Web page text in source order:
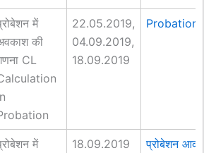
में
की
CL
22.05.2019,
04.09.2019,
18.09.2019
Probation
में
18.09.2019 प्रोबेशन